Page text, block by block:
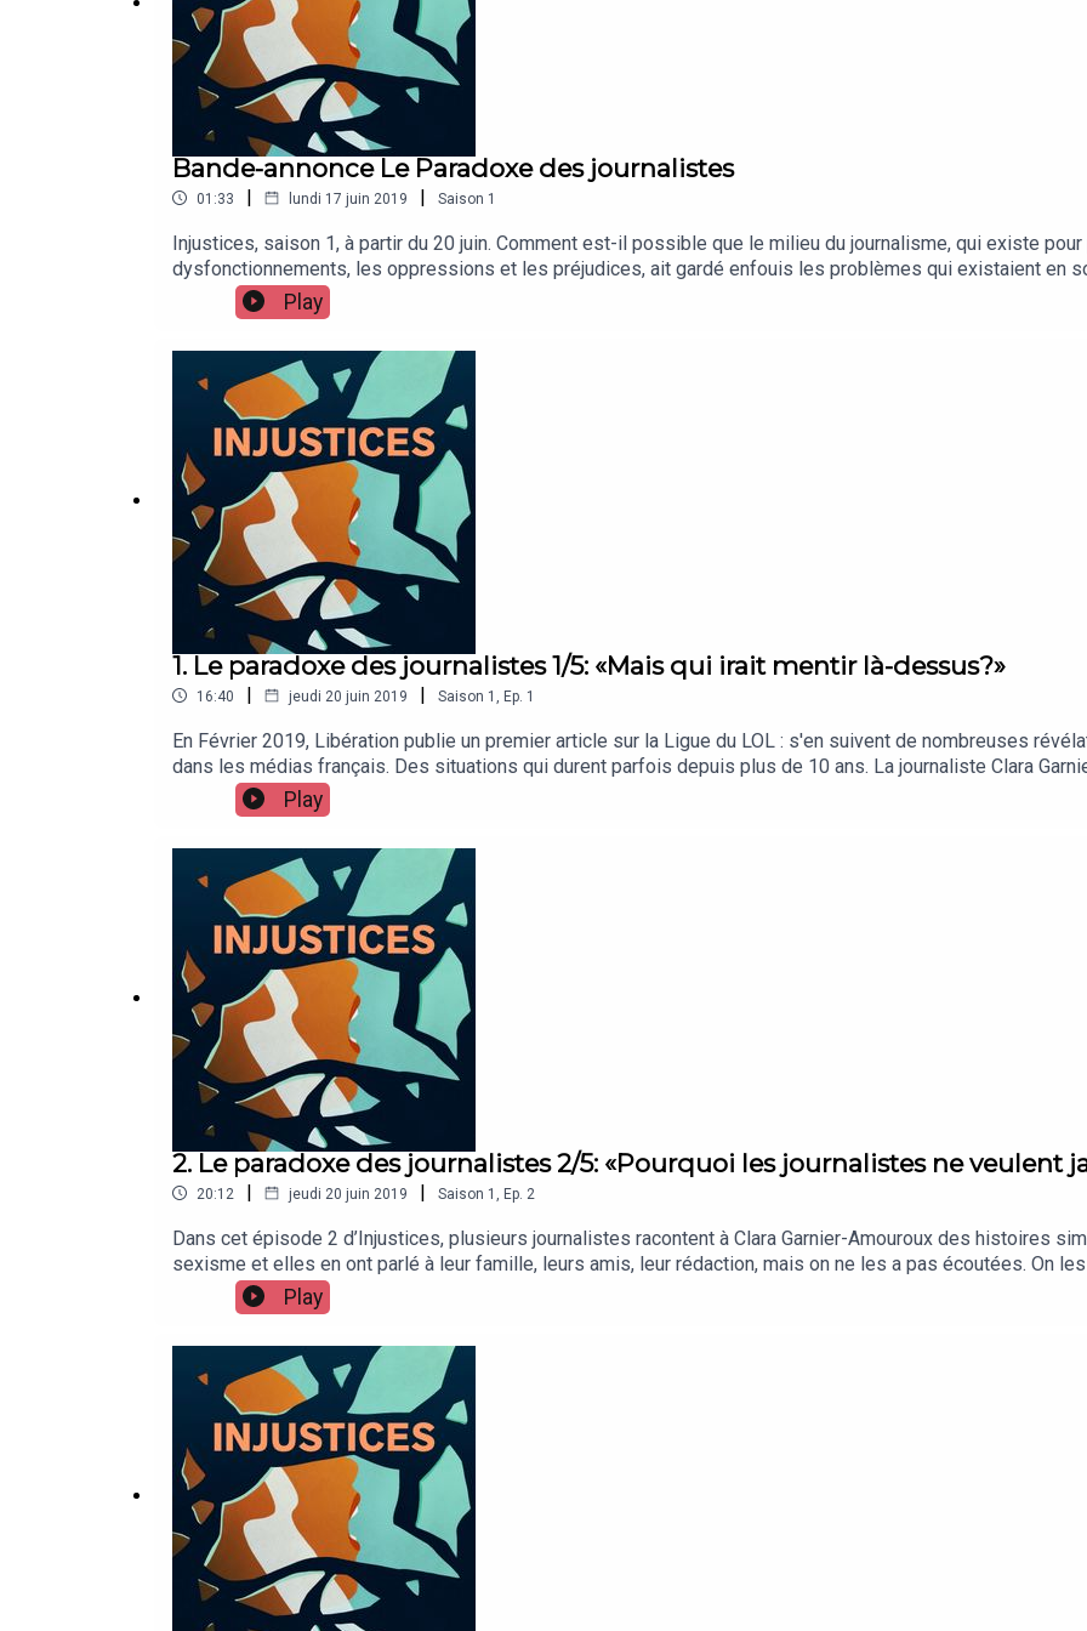
Bande-annonce Le Paradoxe des journalistes
01:33 | lundi 17 juin 2019 | Saison 1
Injustices, saison 1, à partir du 20 juin. Comment est-il possible que le milieu du journalisme, qui existe
dysfonctionnements, les oppressions et les préjudices, ait gardé enfouis les problèmes qui existaient en
de se regarder dans le miroir qu’il tend au reste de la société? Et a ainsi maintenu si longtemps dans le
En 5 épisodes, Clara Garnier-Amouroux enquête : des journalistes de toutes générations et de toutes
Play
1. Le paradoxe des journalistes 1/5: «Mais qui irait mentir là-dessus?»
16:40 | jeudi 20 juin 2019 | Saison 1 Ep. 1
En Février 2019, Libération publie un premier article sur la Ligue du LOL : s'en suivent de nombreuses
dans les médias français. Des situations qui durent parfois depuis plus de 10 ans. La journaliste Clara
s'est demandée : Comment est-il possible que cette histoire soit restée secrète si longtemps ? Comment
existe pour porter à la connaissance de tous les dysfonctionnements, les oppressions et les préjudices,
rencontre Boris Bastide (interview menée par Hugo Lindenberg), Gabrielle Ramain (Louie Media), Astrid de
fait entendre des journalistes victimes de harcèlement et de violence sexiste qui n’en parlent pas dans les
Play
2. Le paradoxe des journalistes 2/5: «Pourquoi les journalistes ne veulent
20:12 | jeudi 20 juin 2019 | Saison 1 Ep. 2
Dans cet épisode 2 d’Injustices, plusieurs journalistes racontent à Clara Garnier-Amouroux des histoires
sexisme et elles en ont parlé à leur famille, leurs amis, leur rédaction, mais on ne les a pas écoutées. On
sans cesse à ce qui leur était arrivé. Clara réalise que les journalistes ne savent pas, ne veulent pas et ne
entendrez notamment Astrid de Villaines, Alice Coffin, Laure Bretton (Libération), Faïza Zerouala (Mediapart)
Play